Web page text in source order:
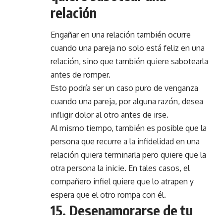
relación
Engañar en una relación también ocurre
cuando una pareja no solo está feliz en una
relación, sino que también quiere sabotearla
antes de romper.
Esto podría ser un caso puro de venganza
cuando una pareja, por alguna razón, desea
infligir dolor al otro antes de irse.
Al mismo tiempo, también es posible que la
persona que recurre a la infidelidad en una
relación quiera terminarla pero quiere que la
otra persona la inicie. En tales casos, el
compañero infiel quiere que lo atrapen y
espera que el otro rompa con él.
15. Desenamorarse de tu